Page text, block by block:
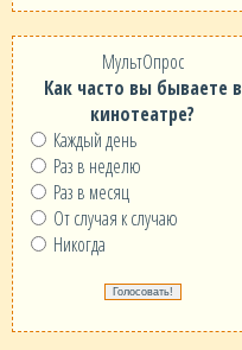
МультОпрос
Как часто вы бываете в
кинотеатре?
Каждый день
Раз в неделю
Раз в месяц
От случая к случаю
Никогда